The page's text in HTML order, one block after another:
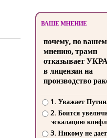
ВАШЕ МНЕНИЕ
почему, по
мнению, трамп
отказывает
в лицензии на
производство
1. Уважает
2. Боится
эскалацию
3. Никому не